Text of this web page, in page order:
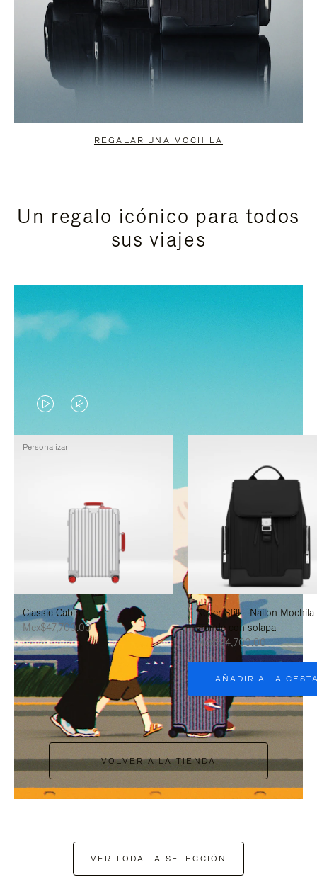
REGALAR UNA MOCHILA
Un regalo icónico para todos
sus viajes
EL
VÍDEO
PAUSADO,
PARA
PAUSARLO.
EL
SONIDO
ESTÁ
DESACTIVADO:
PULSE
PARA
ACTIVARLO.
Classic Cabin
Mex$47,700.00
Personalizar
Never Still - Nailon Mochila
grande con solapa
Mex$34,700.00
AÑADIR A LA
VOLVER A LA TIENDA
VER TODA LA SELECCIÓN